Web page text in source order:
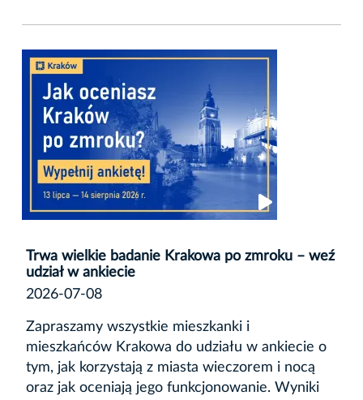
Trwa wielkie badanie Krakowa po zmroku – weź
udział w ankiecie
2026-07-08
Zapraszamy wszystkie mieszkanki i
mieszkańców Krakowa do udziału w ankiecie o
tym, jak korzystają z miasta wieczorem i nocą
oraz jak oceniają jego funkcjonowanie. Wyniki